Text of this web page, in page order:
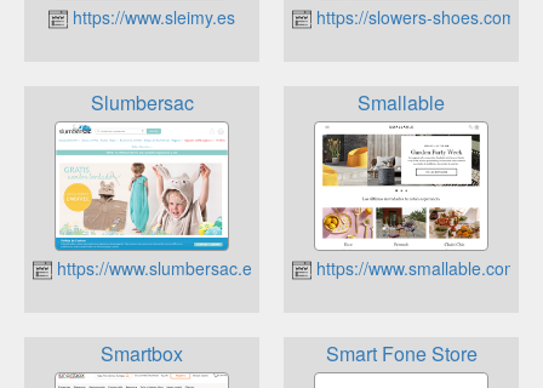
https://www.sleimy.es https://slowers-shoes.com
Slumbersac
https://www.slumbersac.es
Smallable
https://www.smallable.com/es
Smartbox Smart Fone Store